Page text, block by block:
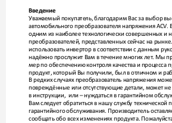
Введение
Уважаемый покупатель, благодарим Вас за выбор
автомобильного преобразователя напряжения ACV
одним из наиболее технологически совершенных и
преобразователей, представленных сейчас на рынк
использовать инвертор в соответствии с данным
надёжно прослужит Вам в течение многих лет. Мы
мер по обеспечению контроля качества и процесса
продукт, который Вы получили, был в отличном и
В редких случаях преобразователь напряжения
повреждённые или отсутствующие детали, может не
в инструкции,  или – нуждаться в гарантийном
Вам следует обратиться в нашу службу технической
гарантийного обслуживания. Производитель остав
сообщать обо всех изменениях продукта.